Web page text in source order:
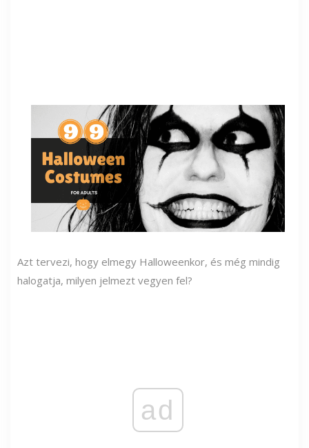
Azt tervezi, hogy elmegy Halloweenkor, és még mindig
halogatja, milyen jelmezt vegyen fel?
ad